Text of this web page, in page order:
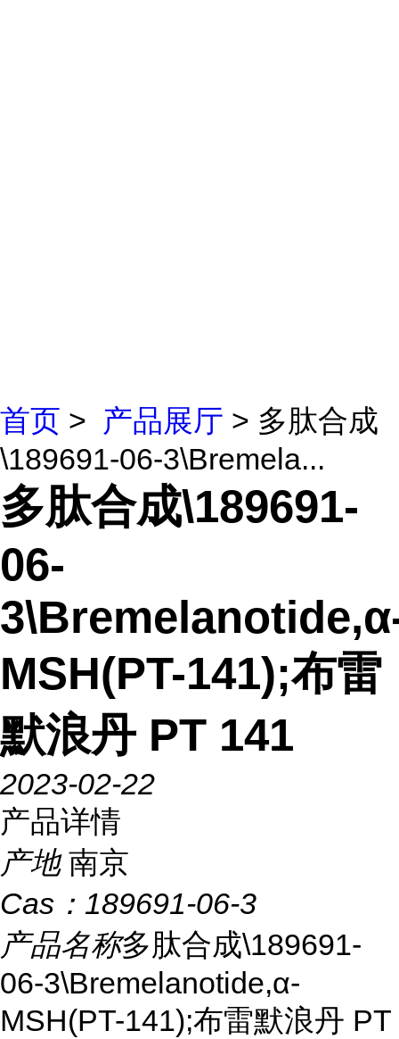
首页 > 产品展厅 > 多肽合成
\189691-06-3\Bremela...
多肽合成\189691-
06-
MSH(PT-141);布雷
默浪丹 PT 141
2023-02-22
产品详情
产地 南京
Cas： 189691-06-3
产品名称多肽合成\189691-
06-3\Bremelanotide,α-
MSH(PT-141);布雷默浪丹 PT